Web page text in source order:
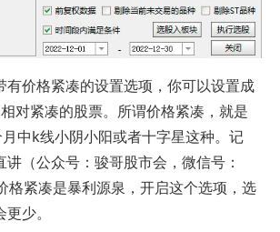
有价格紧凑的设置选项，你可以设置成
对紧凑的股票。所谓价格紧凑，就是
中k线小阴小阳或者十字星这种。记
（公众号：骏哥股市会，微信号：
格紧凑是暴利源泉，开启这个选项，选
少。